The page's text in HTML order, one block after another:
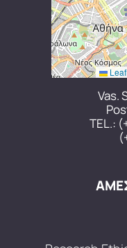
Vas.
TEL.: